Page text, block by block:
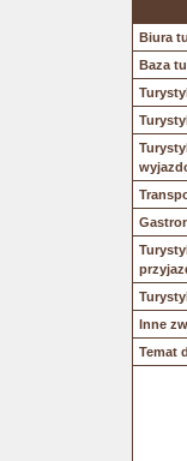
Biura
Baza
Inne
Temat